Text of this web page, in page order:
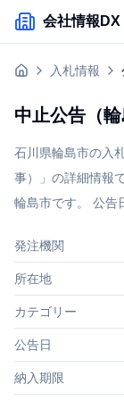
メインコンテンツ
会社情報DX
入札情報
企業検索
入札情報
中止公告（
石川県輪島市の入
事）」の詳細情報
輪島市です。 公告
発注機関
所在地
カテゴリー
公告日
納入期限